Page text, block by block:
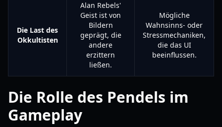
Die Last des
Okkultisten
Alan Rebels'
Geist ist von
Bildern
geprägt, die
andere
erzittern
ließen.
Mögliche
Wahnsinns- oder
Stressmechaniken,
die das UI
beeinflussen.
Die Rolle des Pendels im
Gameplay